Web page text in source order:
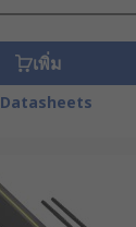
เพิ่ม
Datasheets